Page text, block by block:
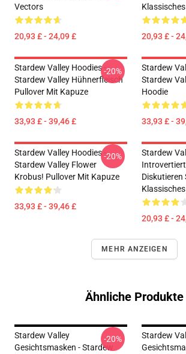
Vectors
20,93 £ - 24,09 £
Klassisches
20,93 £ -
Stardew Valley Hoodies -
Stardew Valley Hühnerfleisch
Pullover Mit Kapuze
33,93 £ - 39,46 £
-20%
Stardew
Stardew
Hoodie
33,93 £ -
Stardew Valley Hoodies -
Stardew Valley Flower
Krobus! Pullover Mit Kapuze
33,93 £ - 39,46 £
-20%
Stardew
Diskutieren
Klassisches
20,93 £ -
MEHR ANZEIGEN
Ähnliche Produkte
Stardew Valley
Gesichtsmasken - Stardew
-20%
Stardew